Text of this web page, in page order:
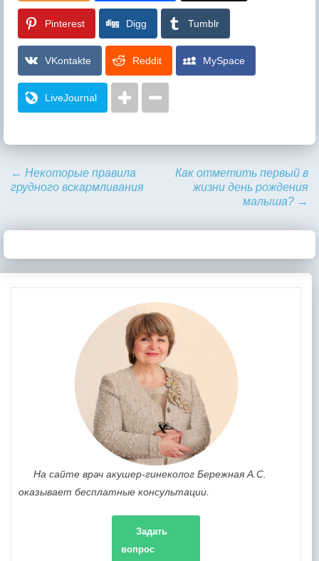
Pinterest Digg Tumblr
VKontakte Reddit MySpace
LiveJournal
← Некоторые правила
грудного вскармливания
Как отметить первый в
жизни день рождения
малыша? →
На сайте врач акушер-гинеколог Бережная А.С.
оказывает бесплатные консультации.
Задать
вопрос